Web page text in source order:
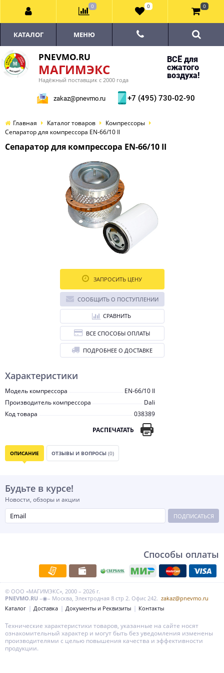
PNEVMO.RU
МАГИМЭКС
Надёжный поставщик с 2000 года
ВСЁ для
сжатого
воздуха!
zakaz@pnevmo.ru +7 (495) 730-02-90
КАТАЛОГ МЕНЮ
Главная Каталог товаров
Компрессоры
Сепаратор для компрессора EN-66/10 II
Сепаратор для компрессора EN-66/10 II
Характеристики
Модель компрессора
EN-66/10 II
Производитель компрессора
Dali
Код товара
038389
РАСПЕЧАТАТЬ
ЗАПРОСИТЬ ЦЕНУ
СООБЩИТЬ О ПОСТУПЛЕНИИ
СРАВНИТЬ
ВСЕ СПОСОБЫ ОПЛАТЫ
ПОДРОБНЕЕ О ДОСТАВКЕ
ОПИСАНИЕ ОТЗЫВЫ И ВОПРОСЫ (0)
Будьте в курсе!
Новости, обзоры и акции
ПОДПИСАТЬСЯ
Способы оплаты
© ООО «МАГИМЭКС», 2000 – 2026 г.
PNEVMO.RU –◉– Москва, Электродная 8 стр 2. Офис 242. zakaz@pnevmo.ru
Каталог
Доставка Документы и Реквизиты Контакты
0 0 0
Технические характеристики товаров, указанные на сайте носят
ознакомительный характер и могут быть без уведомления изменены
производителями с целью повышения качества и эффективности
продукции.